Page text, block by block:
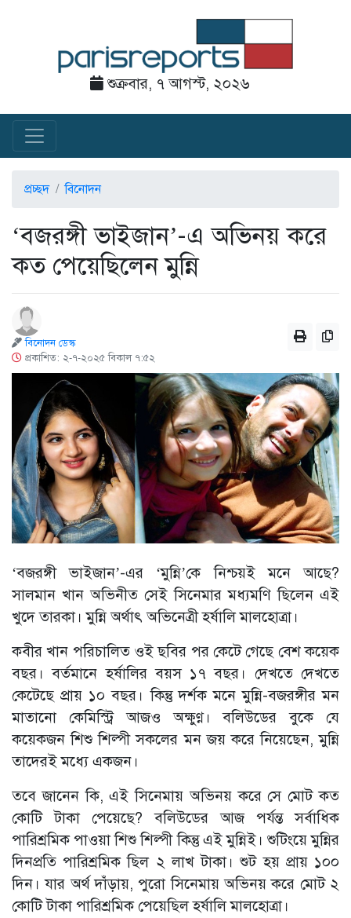
শুক্রবার, ৭ আগস্ট, ২০২৬
প্রচ্ছদ বিনোদন
‘বজরঙ্গী ভাইজান’-এ অভিনয় করে
কত পেয়েছিলেন মুন্নি
বিনোদন ডেস্ক
প্রকাশিত: ২-৭-২০২৫ বিকাল ৭:৫২
‘বজরঙ্গী ভাইজান’-এর ‘মুন্নি’কে নিশ্চয়ই মনে আছে?
সালমান খান অভিনীত সেই সিনেমার মধ্যমণি ছিলেন এই
খুদে তারকা। মুন্নি অর্থাৎ অভিনেত্রী হর্ষালি মালহোত্রা।
কবীর খান পরিচালিত ওই ছবির পর কেটে গেছে বেশ কয়েক
বছর। বর্তমানে হর্ষালির বয়স ১৭ বছর। দেখতে দেখতে
কেটেছে প্রায় ১০ বছর। কিন্তু দর্শক মনে মুন্নি-বজরঙ্গীর মন
মাতানো কেমিস্ট্রি আজও অক্ষুণ্ণ। বলিউডের বুকে যে
কয়েকজন শিশু শিল্পী সকলের মন জয় করে নিয়েছেন, মুন্নি
তাদেরই মধ্যে একজন।
তবে জানেন কি, এই সিনেমায় অভিনয় করে সে মোট কত
কোটি টাকা পেয়েছে? বলিউডের আজ পর্যন্ত সর্বাধিক
পারিশ্রমিক পাওয়া শিশু শিল্পী কিন্তু এই মুন্নিই। শুটিংয়ে মুন্নির
দিনপ্রতি পারিশ্রমিক ছিল ২ লাখ টাকা। শুট হয় প্রায় ১০০
দিন। যার অর্থ দাঁড়ায়, পুরো সিনেমায় অভিনয় করে মোট ২
কোটি টাকা পারিশ্রমিক পেয়েছিল হর্ষালি মালহোত্রা।